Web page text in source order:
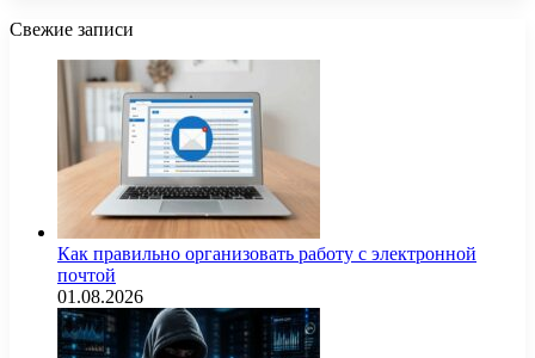
Свежие записи
Как правильно организовать работу с электронной
почтой
01.08.2026